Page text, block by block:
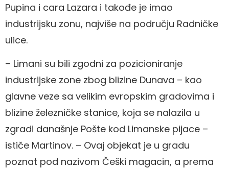
Pupina i cara Lazara i takođe je imao
industrijsku zonu, najviše na području Radničke
ulice.
– Limani su bili zgodni za pozicioniranje
industrijske zone zbog blizine Dunava – kao
glavne veze sa velikim evropskim gradovima i
blizine železničke stanice, koja se nalazila u
zgradi današnje Pošte kod Limanske pijace –
ističe Martinov. – Ovaj objekat je u gradu
poznat pod nazivom Češki magacin, a prema